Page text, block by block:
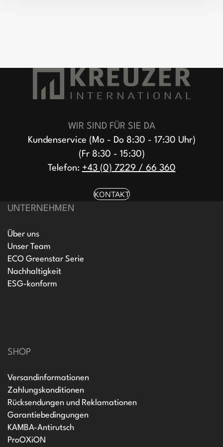
WIR SIND FÜR SIE DA
Kundenservice (Mo - Do 8:30 - 17:30 Uhr)
(Fr 8:30 - 15:30)
Telefon: +43 (0) 7229 / 66 360
KONTAKT
UNTERNEHMEN
Über uns
Unser Team
ECO Greenstar Serie
Nachhaltigkeit
ESG-konform
SHOP
Versandinformationen
Zahlungskonditionen
Rücksendungen und Reklamationen
Garantiebedingungen
KAMBA-Antirutsch
ProOXiON